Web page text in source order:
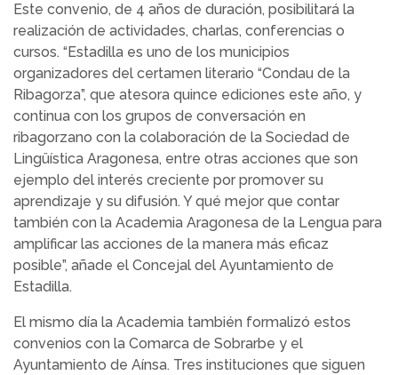
Este convenio, de 4 años de duración, posibilitará la
realización de actividades, charlas, conferencias o
cursos. “Estadilla es uno de los municipios
organizadores del certamen literario “Condau de la
Ribagorza”, que atesora quince ediciones este año, y
continua con los grupos de conversación en
ribagorzano con la colaboración de la Sociedad de
Lingüística Aragonesa, entre otras acciones que son
ejemplo del interés creciente por promover su
aprendizaje y su difusión. Y qué mejor que contar
también con la Academia Aragonesa de la Lengua para
amplificar las acciones de la manera más eficaz
posible”, añade el Concejal del Ayuntamiento de
Estadilla.
El mismo día la Academia también formalizó estos
convenios con la Comarca de Sobrarbe y el
Ayuntamiento de Aínsa. Tres instituciones que siguen